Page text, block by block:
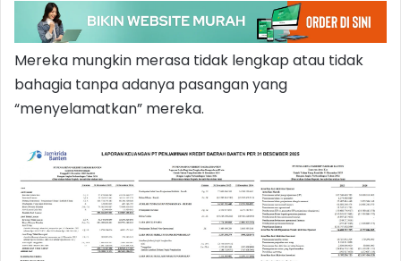
Mereka mungkin merasa tidak lengkap atau tidak
bahagia tanpa adanya pasangan yang
“menyelamatkan” mereka.